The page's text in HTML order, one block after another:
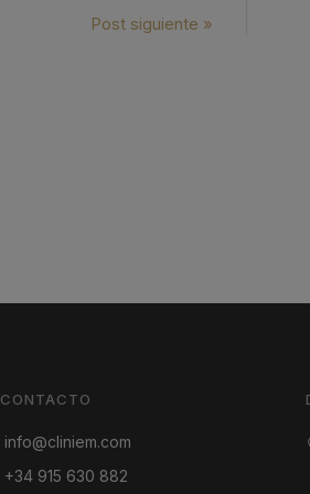
Post siguiente »
CONTACTO
info@cliniem.com
+34 915 630 882